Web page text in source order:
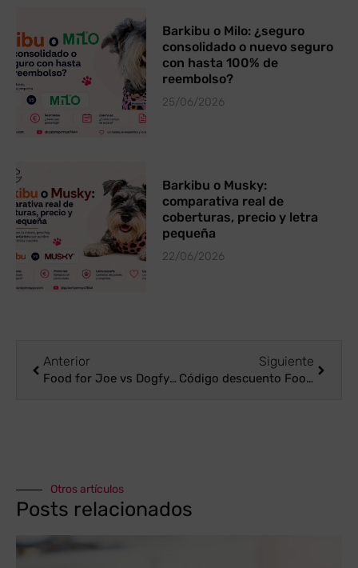
Barkibu o Milo: ¿seguro
consolidado o nuevo seguro
con hasta 100% de
reembolso?
25/06/2026
Barkibu o Musky:
comparativa real de
coberturas, precio y letra
pequeña
22/06/2026
Anterior
Food for Joe vs Dogfy Diet, ¿cuál es la mejor comida natural cocinada para tu perro?
Siguiente
Código descuento Food for Joe 2026: cómo conseguirlo y cuándo merece la pena
Otros artículos
Posts relacionados